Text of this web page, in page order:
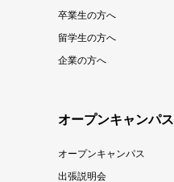
卒業生の方へ
留学生の方へ
企業の方へ
オープンキャンパス
オープンキャンパス
出張説明会